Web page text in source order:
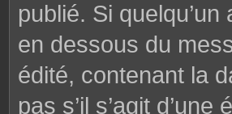
publié. Si
en dessous du
édité, contenant la
pas s’il s’agit